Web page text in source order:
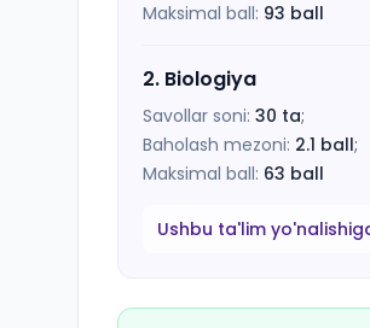
Maksimal ball: 93 ball
2. Biologiya
Savollar soni: 30 ta;
Baholash mezoni: 2.1 ball;
Maksimal ball: 63 ball
Ushbu ta'lim